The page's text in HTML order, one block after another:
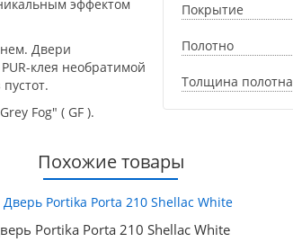
эффектом
Двери
клея необратимой
Fog" ( GF ).
Покрытие
Полотно
Толщина полотна
Похожие товары
Portika Porta 210 Shellac White